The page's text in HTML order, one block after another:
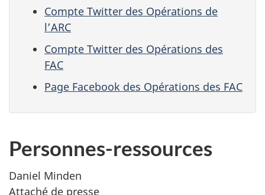
Compte Twitter des Opérations de
l’ARC
Compte Twitter des Opérations des
FAC
Page Facebook des Opérations des FAC
Personnes-ressources
Daniel Minden
Attaché de presse